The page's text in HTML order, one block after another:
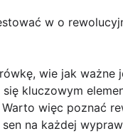
w o
wie jak
kluczowym
więc poznać
na każdej